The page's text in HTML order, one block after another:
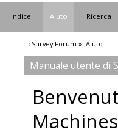
Indice Aiuto Ricerca
cSurvey Forum » Aiuto
Manuale utente di